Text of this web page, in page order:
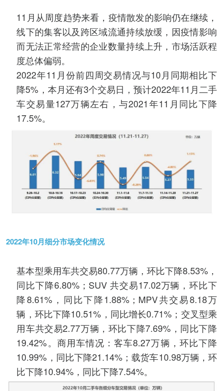
11月从周度趋势来看，疫情散发的影响仍在继续，
线下的集客以及跨区域流通持续放缓，因疫情影响
而无法正常经营的企业数量持续上升，市场活跃程
度总体偏弱。
2022年11月份前四周交易情况与10月同期相比下
降5%，本月还有3个交易日，预计2022年11月二手
车交易量127万辆左右，与2021年11月同比下降
17.5%。
2022年10月细分市场变化情况
基本型乘用车共交易80.77万辆，环比下降8.53%，
同比下降6.80%；SUV 共交易17.02万辆，环比下
降8.61%，同比下降1.88%；MPV共交易8.18万
辆，环比下降10.51%，同比增长0.71%；交叉型乘
用车共交易2.77万辆，环比下降7.69%，同比下降
19.42%。商用车情况：客车8.27万辆，环比下降
10.99%，同比下降21.14%；载货车10.98万辆，环
比下降10.94%，同比下降7.54%。